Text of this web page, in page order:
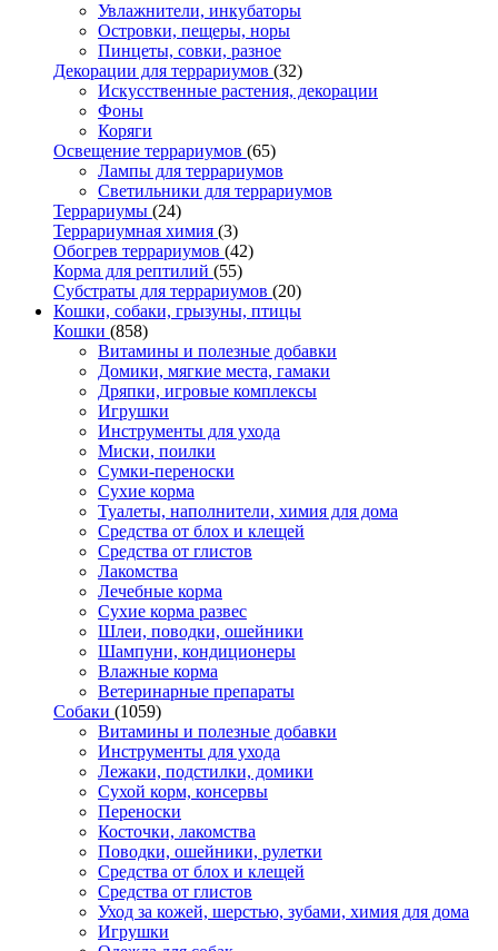
Увлажнители, инкубаторы
Островки, пещеры, норы
Пинцеты, совки, разное
Декорации для террариумов (32)
Искусственные растения, декорации
Фоны
Коряги
Освещение террариумов (65)
Лампы для террариумов
Светильники для террариумов
Террариумы (24)
Террариумная химия (3)
Обогрев террариумов (42)
Корма для рептилий (55)
Субстраты для террариумов (20)
Кошки, собаки, грызуны, птицы
Кошки (858)
Витамины и полезные добавки
Домики, мягкие места, гамаки
Дряпки, игровые комплексы
Игрушки
Инструменты для ухода
Миски, поилки
Сумки-переноски
Сухие корма
Туалеты, наполнители, химия для дома
Средства от блох и клещей
Средства от глистов
Лакомства
Лечебные корма
Сухие корма развес
Шлеи, поводки, ошейники
Шампуни, кондиционеры
Влажные корма
Ветеринарные препараты
Собаки (1059)
Витамины и полезные добавки
Инструменты для ухода
Лежаки, подстилки, домики
Сухой корм, консервы
Переноски
Косточки, лакомства
Поводки, ошейники, рулетки
Средства от блох и клещей
Средства от глистов
Уход за кожей, шерстью, зубами, химия для дома
Игрушки